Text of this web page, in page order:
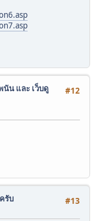
#12
นัน และ เว็บดู
#13
รับ